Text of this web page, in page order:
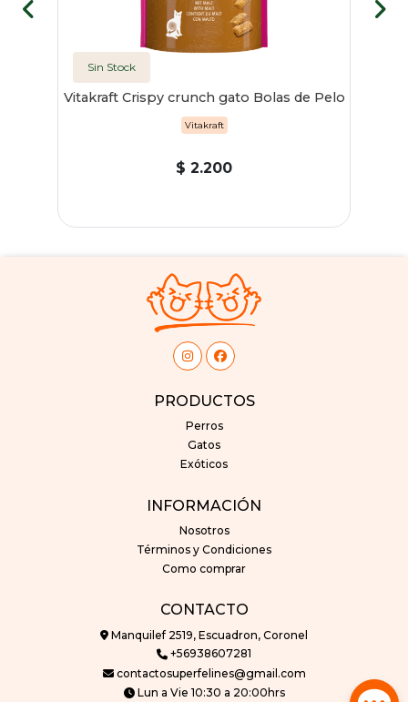
Sin Stock
Vitakraft Crispy crunch gato Bolas de Pelo
Vitakraft
$ 2.200
PRODUCTOS
Perros
Gatos
Exóticos
INFORMACIÓN
Nosotros
Términos y Condiciones
Como comprar
CONTACTO
Manquilef 2519, Escuadron, Coronel
+56938607281
contactosuperfelines@gmail.com
Lun a Vie 10:30 a 20:00hrs